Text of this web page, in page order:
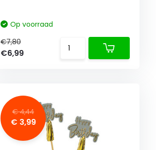
Op voorraad
€7,80
€6,99
€ 4,44
€ 3,99